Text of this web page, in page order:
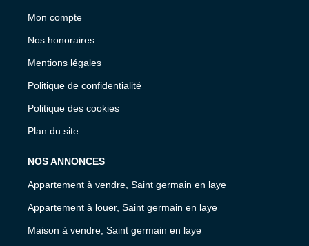
Mon compte
Nos honoraires
Mentions légales
Politique de confidentialité
Politique des cookies
Plan du site
NOS ANNONCES
Appartement à vendre, Saint germain en laye
Appartement à louer, Saint germain en laye
Maison à vendre, Saint germain en laye